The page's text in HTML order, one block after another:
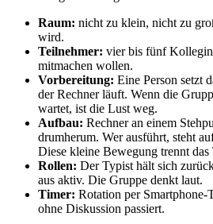
Raum: nicht zu klein, nicht zu
wird.
Teilnehmer: vier bis fünf
mitmachen wollen.
Vorbereitung: Eine Person setzt
der Rechner läuft. Wenn die
wartet, ist die Lust weg.
Aufbau: Rechner an einem
drumherum. Wer ausführt, steht
Diese kleine Bewegung trennt
Rollen: Der Typist hält sich
aus aktiv. Die Gruppe denkt laut.
Timer: Rotation per Smartphone-
ohne Diskussion passiert.